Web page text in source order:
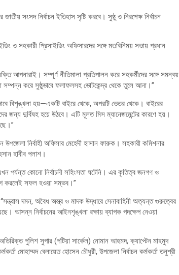
সংসদ নির্বাচন ইতিহাস সৃষ্টি করবে। সুষ্ঠু ও নিরপেক্ষ নির্বাচন
ও সহকারী প্রিসাইডিং অফিসারদের সঙ্গে মতবিনিময় সভায় প্রধান
আপনারাই। সম্পূর্ণ নীতিমালা প্রতিপালন করে সহকর্মীদের সঙ্গে সমন্বয়
করে সুষ্ঠুভাবে ফলাফলসহ ভোটকেন্দ্র থেকে তুলে আনা।”
বিশৃঙ্খলা হয়—একটি বাইরে থেকে, অপরটি ভেতর থেকে। বাইরের
জন্য দুর্বিষহ হয়ে উঠবে। এটি মূলত মিস ম্যানেজমেন্টের কারণে হয়।
নির্বাহী অফিসার মেহেদী হাসান ফারুক। সহকারী কমিশনার
হাবীব পলাশ।
পর্যন্ত কোনো নির্বাচনী সহিংসতা ঘটেনি। এর কৃতিত্ব জনগণ ও
করলেই সফল হওয়া সম্ভব।”
দমন, অবৈধ অস্ত্র ও মাদক উদ্ধারে সেনাবাহিনী অত্যন্ত গুরুত্বের
আসন্ন নির্বাচনের আইনশৃঙ্খলা রক্ষায় ব্যাপক পদক্ষেপ নেওয়া
পুলিশ সুপার (পটিয়া সার্কেল) নোমান আহমদ, ক্যাপ্টেন মাহমুদ
মোহাম্মদ বেলায়েত হোসেন চৌধুরী, উপজেলা নির্বাচন কর্মকর্তা তনুশ্রী